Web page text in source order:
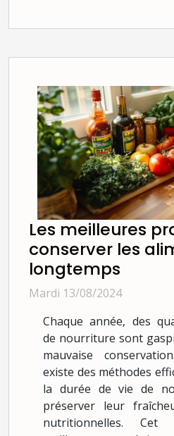
Les meilleures
conserver les
longtemps
Mardi 13/08/2024
Chaque année, des
de nourriture sont
mauvaise
existe des méthodes
la durée de vie de
préserver leur
nutritionnelles.